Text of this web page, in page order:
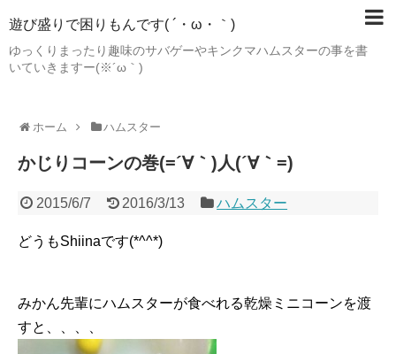
遊び盛りで困りもんです( ´・ω・｀)
ゆっくりまったり趣味のサバゲーやキンクマハムスターの事を書
いていきますー(※´ω｀)
ホーム ハムスター
かじりコーンの巻(=´∀｀)人(´∀｀=)
2015/6/7 2016/3/13 ハムスター
どうもShiinaです(*^^*)
みかん先輩にハムスターが食べれる乾燥ミニコーンを渡
すと、、、、